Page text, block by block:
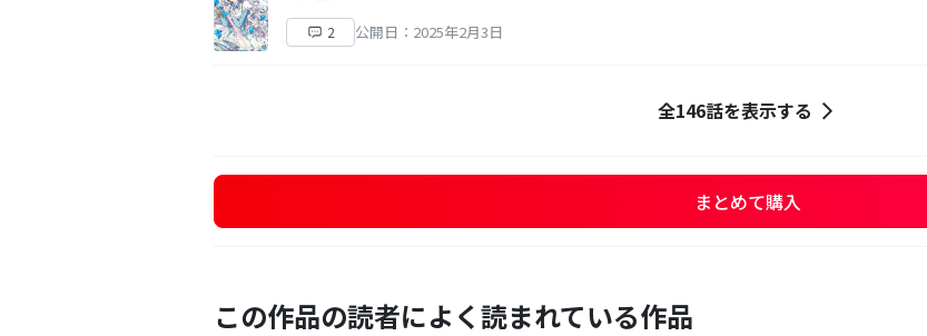
2 公開日：2025年2月3日
全146話を表示する
まとめて購入
この作品の読者によく読まれている作品